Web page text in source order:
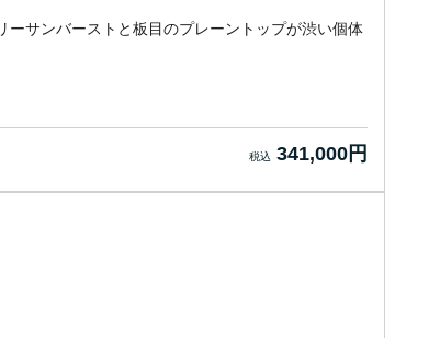
サンバーストと板目のプレーントップが渋い個体
341,000円